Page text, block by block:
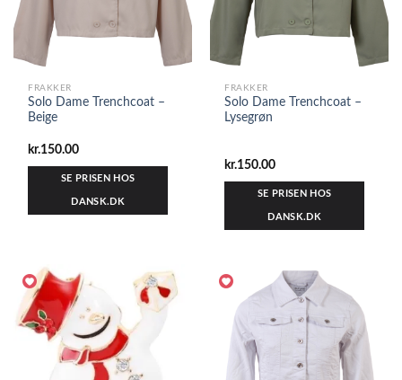
FRAKKER
Solo Dame Trenchcoat –
Beige
kr.150.00
SE PRISEN HOS
DANSK.DK
FRAKKER
Solo Dame Trenchcoat –
Lysegrøn
kr.150.00
SE PRISEN HOS
DANSK.DK